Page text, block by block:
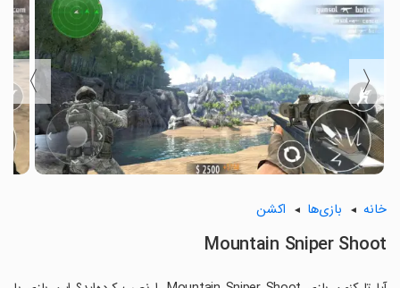
〈
〉
خانه بازی‌ها اکشن
Mountain Sniper Shoot